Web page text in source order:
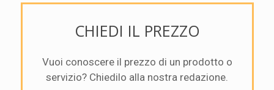
CHIEDI IL PREZZO
Vuoi conoscere il prezzo di un prodotto o
servizio? Chiedilo alla nostra redazione.